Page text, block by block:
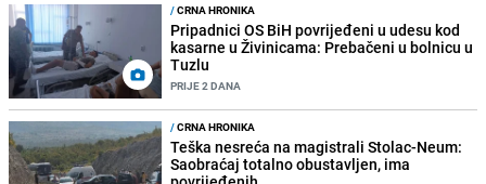
/CRNA HRONIKA
Pripadnici OS BiH povrijeđeni u udesu kod
kasarne u Živinicama: Prebačeni u bolnicu u
Tuzlu
PRIJE 2 DANA
/CRNA HRONIKA
Teška nesreća na magistrali Stolac-Neum:
Saobraćaj totalno obustavljen, ima